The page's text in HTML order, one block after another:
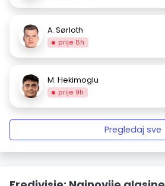
A. Sørloth
prije 8h
M. Hekimoglu
prije 9h
Pregledaj sve